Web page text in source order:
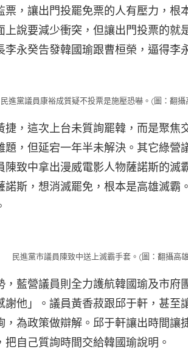
票，讓出門投罷免票的人有壓力，根
上說要減少衝突，但讓出門投票的就
永癸告發韓國瑜跟曹桓榮，逼得李
民進黨議員康裕成質疑不投票是施壓恐嚇。(圖：翻
捷，這次上台未質詢罷韓，而是聚焦
題，但延宕一年半未解決。其它綠營
陳致中拿出漫威電影人物薩諾斯的滅
諾斯，想消滅罷免，根本是高雄滅霸
民進黨市議員陳致中送上滅霸手套。(圖：翻攝高
，藍營議員則全力護航韓國瑜及市府
謝他」。議員黃香菽跟邱于軒，甚
，為政策做辯解。邱于軒讓出時間讓
自己質詢時間交給韓國瑜說明。